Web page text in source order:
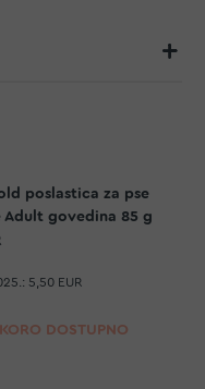
poslastica za pse
Adult govedina 85 g
5,50 EUR
na listu želja
DOSTUPNO